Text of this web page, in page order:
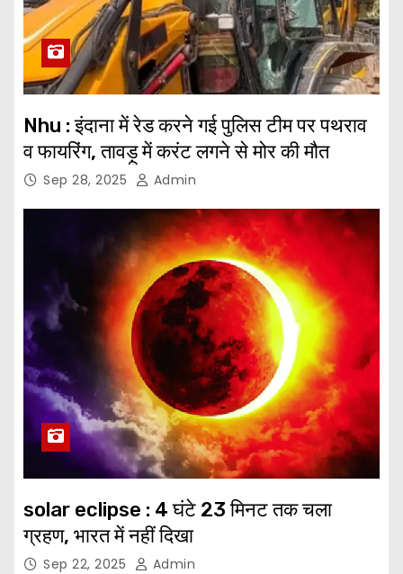
Nhu : इंदाना में रेड करने गई पुलिस टीम पर पथराव
व फायरिंग, तावड़ू में करंट लगने से मोर की मौत
Sep 28, 2025 Admin
solar eclipse : 4 घंटे 23 मिनट तक चला
ग्रहण, भारत में नहीं दिखा
Sep 22, 2025 Admin